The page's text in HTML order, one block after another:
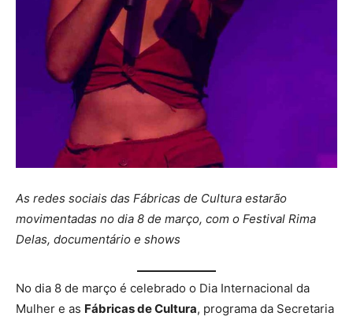
As redes sociais das Fábricas de Cultura estarão
movimentadas no dia 8 de março, com o Festival Rima
Delas, documentário e shows
No dia 8 de março é celebrado o Dia Internacional da
Mulher e as Fábricas de Cultura, programa da Secretaria